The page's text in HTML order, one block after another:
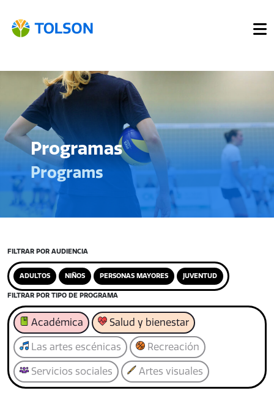
Programas
Programs
FILTRAR POR AUDIENCIA
ADULTOS NIÑOS PERSONAS MAYORES JUVENTUD
FILTRAR POR TIPO DE PROGRAMA
Académica Salud y bienestar
Las artes escénicas Recreación
Servicios sociales Artes visuales